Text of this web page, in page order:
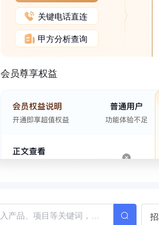
关键电话直连
甲方分析查询
会员尊享权益